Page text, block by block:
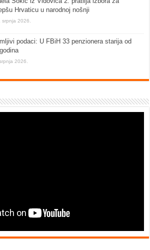
Hrvaticu u narodnoj nošnji
srpnja 2026.
podaci: U FBiH 33 penzionera starija od
2026.